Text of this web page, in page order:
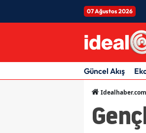
07 Ağustos 2026
Güncel Akış